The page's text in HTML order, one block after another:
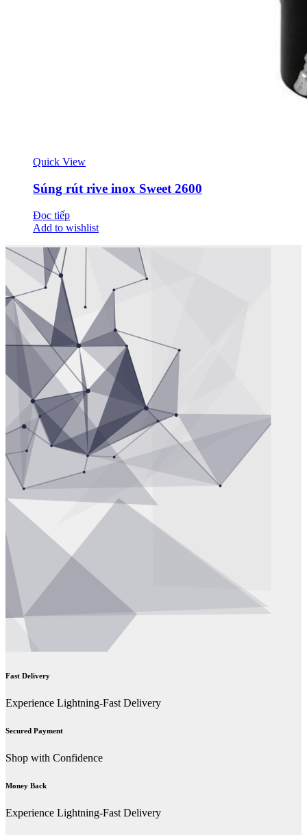
Quick View
Súng rút rive inox Sweet 2600
Đọc tiếp
Add to wishlist
Fast Delivery
Experience Lightning-Fast Delivery
Secured Payment
Shop with Confidence
Money Back
Experience Lightning-Fast Delivery